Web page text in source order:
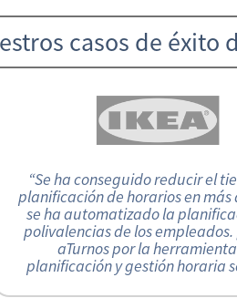
casos de éxito
“Se ha conseguido reducir el
planificación de horarios en más
se ha automatizado la
polivalencias de los empleados.
aTurnos por la
planificación y gestión horaria